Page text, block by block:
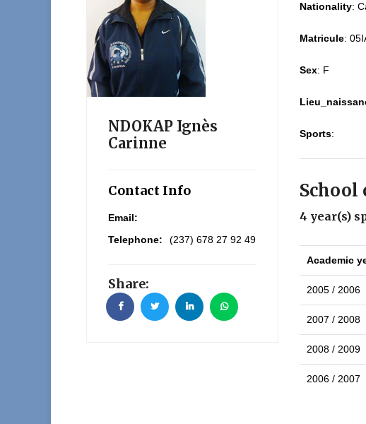
NDOKAP Ignès
Carinne
Contact Info
Email:
Telephone:
(237) 678 27 92 49
Share:
Nationality:
Matricule:
Sex: F
Sports:
School
4 year(s)
Academic
2005 / 2006
2007 / 2008
2008 / 2009
2006 / 2007